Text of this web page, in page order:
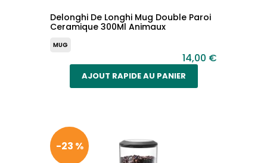
Delonghi De Longhi Mug Double Paroi
Ceramique 300Ml Animaux
MUG
14,00 €
AJOUT RAPIDE AU PANIER
-23 %